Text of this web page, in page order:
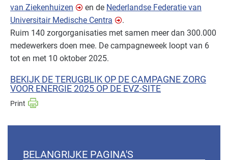
van Ziekenhuizen en de Nederlandse Federatie van
Universitair Medische Centra
.
Ruim 140 zorgorganisaties met samen meer dan 300.000
medewerkers doen mee. De campagneweek loopt van 6
tot en met 10 oktober 2025.
BEKIJK DE TERUGBLIK OP DE CAMPAGNE ZORG
VOOR ENERGIE 2025 OP DE EVZ-SITE
BELANGRIJKE PAGINA'S